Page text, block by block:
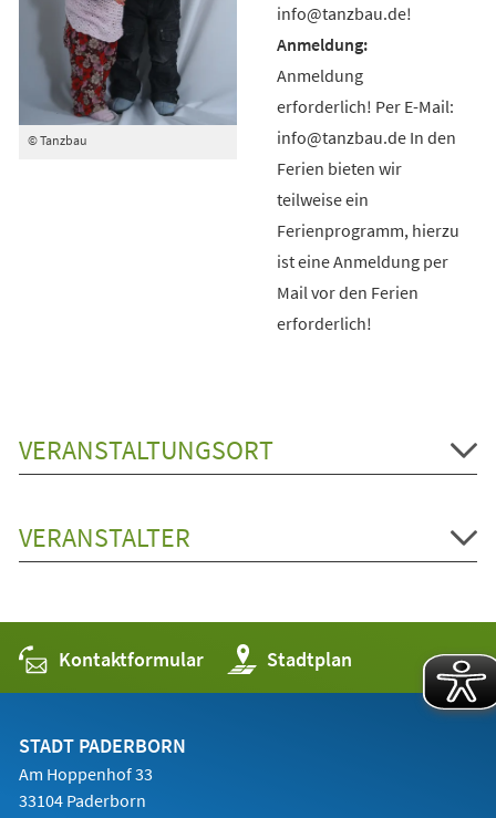
© Tanzbau
info@tanzbau.de!
Anmeldung
erforderlich! Per E-Mail:
info@tanzbau.de In den
Ferien bieten wir
teilweise ein
Ferienprogramm, hierzu
ist eine Anmeldung per
Mail vor den Ferien
erforderlich!
VERANSTALTUNGSORT
VERANSTALTER
Kontaktformular Stadtplan
(Öffnet
in
einem
STADT PADERBORN
Am Hoppenhof 33
33104 Paderborn